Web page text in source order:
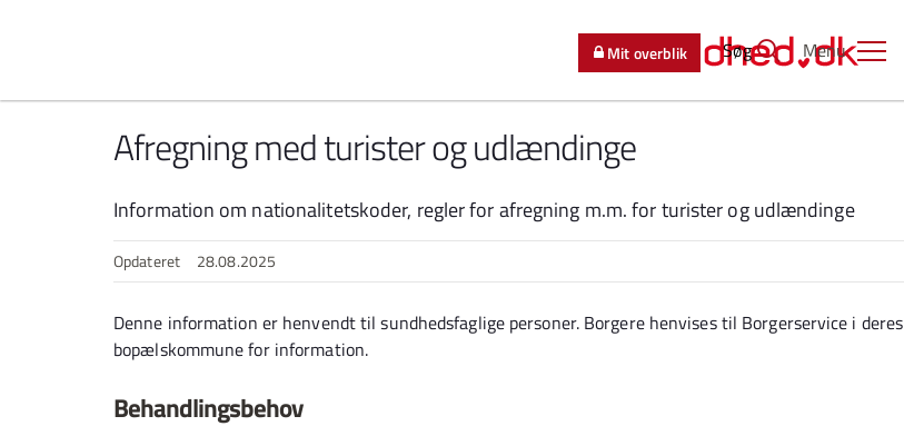
Menu
Søg
Mit overblik
Afregning med turister og udlændinge
Information om nationalitetskoder, regler for afregning m.m. for turister og udlændinge
Opdateret 28.08.2025
Denne information er henvendt til sundhedsfaglige personer. Borgere henvises til Borgerservice i deres
bopælskommune for information.
Behandlingsbehov